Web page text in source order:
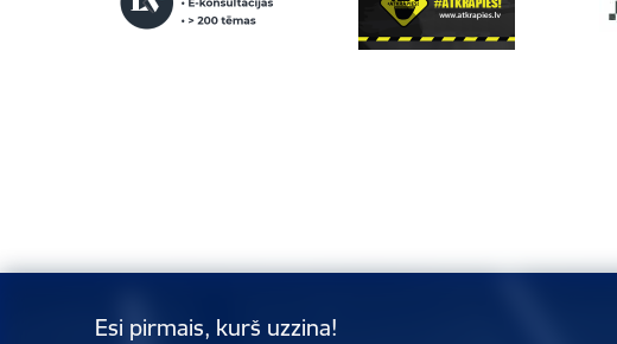
Esi pirmais, kurš uzzina!